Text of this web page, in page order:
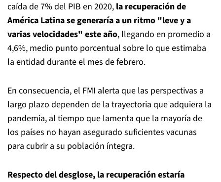
caída de 7% del PIB en 2020, la recuperación de
América Latina se generaría a un ritmo "leve y a
varias velocidades" este año, llegando en promedio a
4,6%, medio punto porcentual sobre lo que estimaba
la entidad durante el mes de febrero.
En consecuencia, el FMI alerta que las perspectivas a
largo plazo dependen de la trayectoria que adquiera la
pandemia, al tiempo que lamenta que la mayoría de
los países no hayan asegurado suficientes vacunas
para cubrir a su población íntegra.
Respecto del desglose, la recuperación estaría